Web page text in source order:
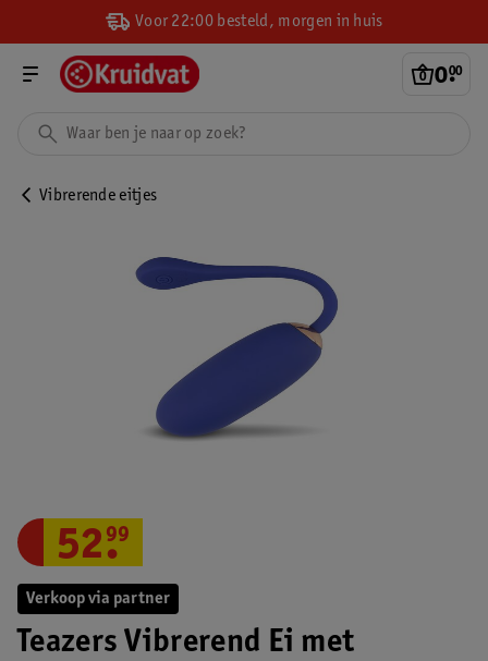
Voor 22:00 besteld, morgen in huis
0.
00
Vibrerende eitjes
Verkoop via partner
Teazers Vibrerend Ei met
52.
99